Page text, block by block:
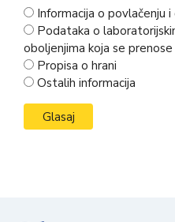
Informacija o povlačenju
Podataka o
oboljenjima koja se
Propisa o hrani
Ostalih informacija